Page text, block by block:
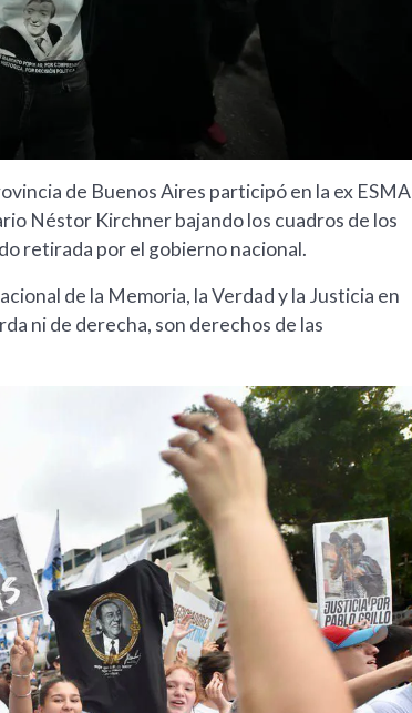
de Buenos Aires participó en la ex ESMA
Néstor Kirchner bajando los cuadros de los
retirada por el gobierno nacional.
de la Memoria, la Verdad y la Justicia en
ni de derecha, son derechos de las